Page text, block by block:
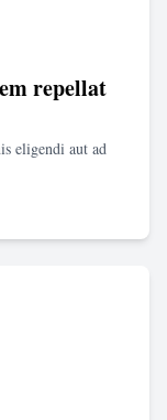
repellat
eligendi aut ad